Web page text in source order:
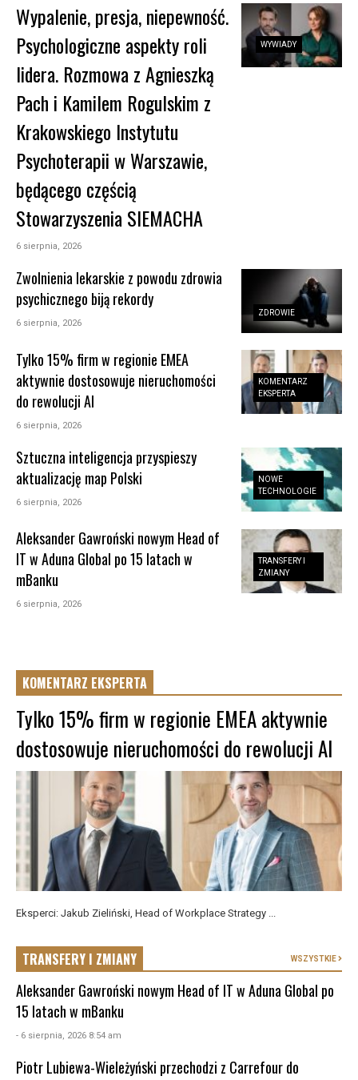
WYWIADY
Wypalenie, presja, niepewność.
Psychologiczne aspekty roli
lidera. Rozmowa z Agnieszką
Pach i Kamilem Rogulskim z
Krakowskiego Instytutu
Psychoterapii w Warszawie,
będącego częścią
Stowarzyszenia SIEMACHA
6 sierpnia, 2026
ZDROWIE
Zwolnienia lekarskie z powodu zdrowia
psychicznego biją rekordy
6 sierpnia, 2026
KOMENTARZ
EKSPERTA
Tylko 15% firm w regionie EMEA
aktywnie dostosowuje nieruchomości
do rewolucji AI
6 sierpnia, 2026
NOWE
TECHNOLOGIE
Sztuczna inteligencja przyspieszy
aktualizację map Polski
6 sierpnia, 2026
TRANSFERY I
ZMIANY
Aleksander Gawroński nowym Head of
IT w Aduna Global po 15 latach w
mBanku
6 sierpnia, 2026
KOMENTARZ EKSPERTA
Tylko 15% firm w regionie EMEA aktywnie
dostosowuje nieruchomości do rewolucji AI
Eksperci: Jakub Zieliński, Head of Workplace Strategy ...
TRANSFERY I ZMIANY WSZYSTKIE
Aleksander Gawroński nowym Head of IT w Aduna Global po
15 latach w mBanku
- 6 sierpnia, 2026 8:54 am
Piotr Lubiewa-Wieleżyński przechodzi z Carrefour do